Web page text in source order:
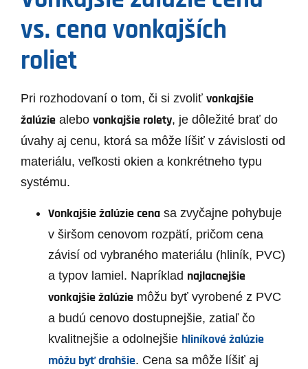
vs. cena vonkajších
roliet
Pri rozhodovaní o tom, či si zvoliť vonkajšie
žalúzie alebo vonkajšie rolety, je dôležité brať do
úvahy aj cenu, ktorá sa môže líšiť v závislosti od
materiálu, veľkosti okien a konkrétneho typu
systému.
Vonkajšie žalúzie cena sa zvyčajne pohybuje
v širšom cenovom rozpätí, pričom cena
závisí od vybraného materiálu (hliník, PVC)
a typov lamiel. Napríklad najlacnejšie
vonkajšie žalúzie môžu byť vyrobené z PVC
a budú cenovo dostupnejšie, zatiaľ čo
kvalitnejšie a odolnejšie hliníkové žalúzie
môžu byť drahšie. Cena sa môže líšiť aj